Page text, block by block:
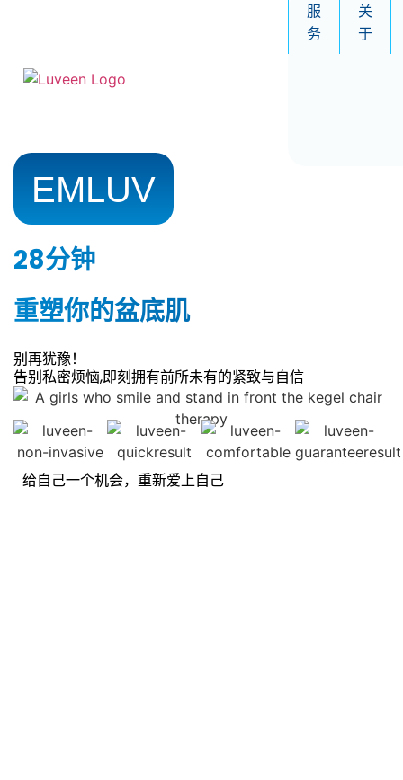
服
务
关
于
EMLUV
28分钟
重塑你的盆底肌
别再犹豫！
告别私密烦恼,即刻拥有前所未有的紧致与自信
给自己一个机会，重新爱上自己